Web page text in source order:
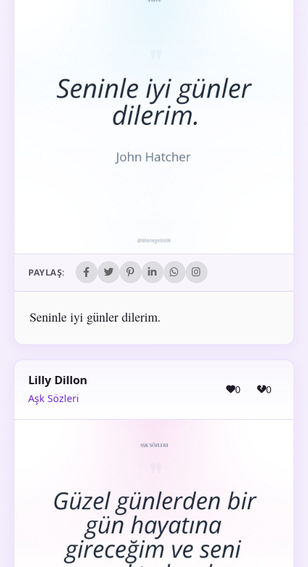
PAYLAŞ:
Seninle iyi günler dilerim.
Lilly Dillon
Aşk Sözleri
0 0